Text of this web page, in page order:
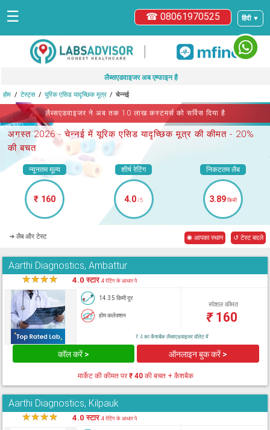
हिंदी ▼
☎ 08061970525
☰
|
लैब्सएडवाइजर अब एम्फाइन है
होम टेस्ट्स यूरिक एसिड यादृच्छिक मूत्र चेन्नई
लैब्सएडवाइजर ने अब तक 10 लाख कस्टमर्स को सर्विस दिया है
अगस्त 2026 -चेन्नई में यूरिक एसिड यादृच्छिक मूत्र की कीमत - 20%
की बचत
न्यूनतम मूल्य
₹ 160
शीर्ष रेटिंग
4.0/5
निकटतम लैब
3.89किमी
➜ लैब और टेस्ट ◉ आपका स्थान ↺ टेस्ट बदले
Aarthi Diagnostics, Ambattur
★★★★ 4.0 स्टार4 रेटिंग के आधार पे
14.35 किमी दूर
होम कलेक्शन
स्पेशल कीमत
₹160
₹ 4 का कैशबैक लैब्सएडवाइजर वॉलेट में
कॉल करें > ऑनलाइन बुक करें >
मार्केट की कीमत पर₹ 40 की बचत + कैशबैक
Aarthi Diagnostics, Kilpauk
★★★★ 4.0 स्टार4 रेटिंग के आधार पे